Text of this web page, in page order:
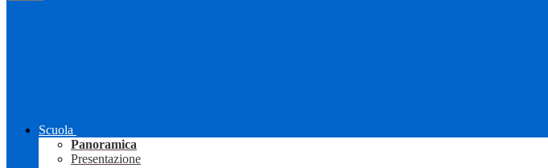
Scuola
Panoramica
Presentazione